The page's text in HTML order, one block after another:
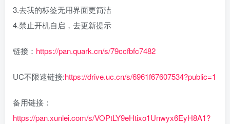
3.去我的标签无用界面更简洁
4.禁止开机自启，去更新提示
链接： https://pan.quark.cn/s/79ccfbfc7482
UC不限速链接:https://drive.uc.cn/s/6961f67607534?public=1
备用链接：
https://pan.xunlei.com/s/VOPtLY9eHtixo1Unwyx6EyH8A1?